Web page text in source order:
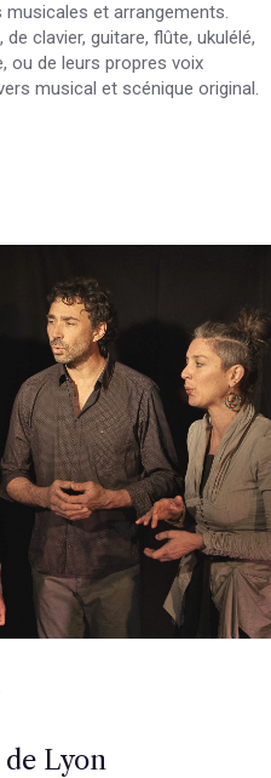
et arrangements.
clavier, guitare, flûte, ukulélé,
ou de leurs propres voix
musical et scénique original.
de Lyon